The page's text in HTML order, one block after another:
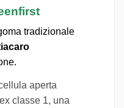
tradizionale
aperta
classe 1, una